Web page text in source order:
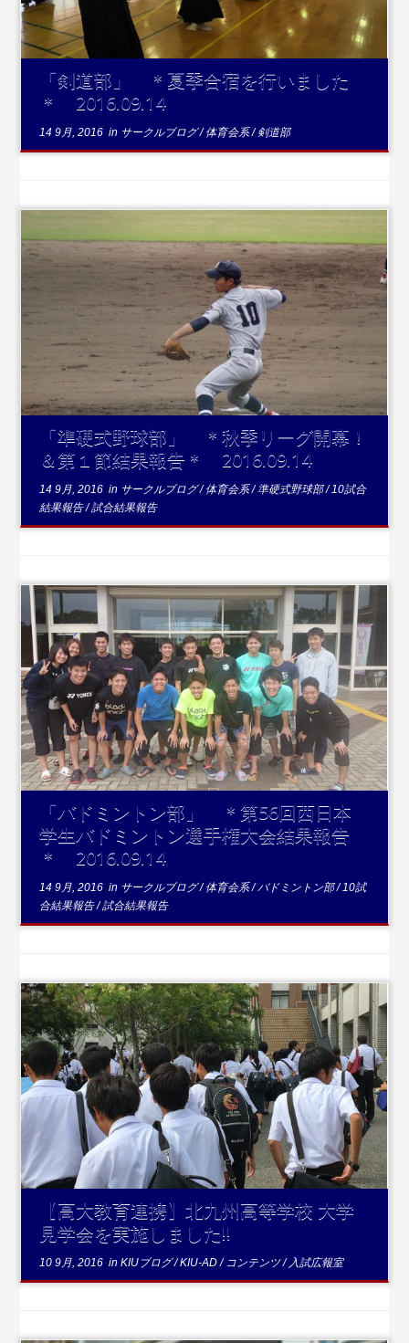
「剣道部」 ＊夏季合宿を行いました
＊ 2016.09.14
14 9月, 2016 in サークルブログ/体育会系/剣道部
...続きを読む
「準硬式野球部」 ＊秋季リーグ開幕！
＆第１節結果報告＊ 2016.09.14
14 9月, 2016 in サークルブログ/体育会系/準硬式野球部/10試合
結果報告/試合結果報告
...続きを読む
「バドミントン部」 ＊第56回西日本
学生バドミントン選手権大会結果報告
＊ 2016.09.14
14 9月, 2016 in サークルブログ/体育会系/バドミントン部/10試
合結果報告/試合結果報告
...続きを読む
【高大教育連携】北九州高等学校 大学
見学会を実施しました!!
10 9月, 2016 inKIUブログ/KIU-AD/ コンテンツ/ 入試広報室